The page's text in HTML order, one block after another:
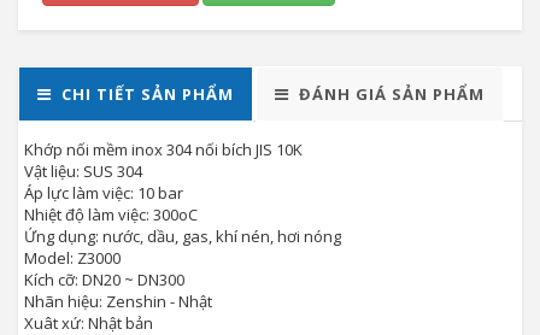
CHI TIẾT SẢN PHẨM ĐÁNH GIÁ SẢN PHẨM
Khớp nối mềm inox 304 nối bích JIS 10K
Vật liệu: SUS 304
Áp lực làm việc: 10 bar
Nhiệt độ làm việc: 300oC
Ứng dụng: nước, dầu, gas, khí nén, hơi nóng
Model: Z3000
Kích cỡ: DN20 ~ DN300
Nhãn hiệu: Zenshin - Nhật
Xuât xứ: Nhật bản